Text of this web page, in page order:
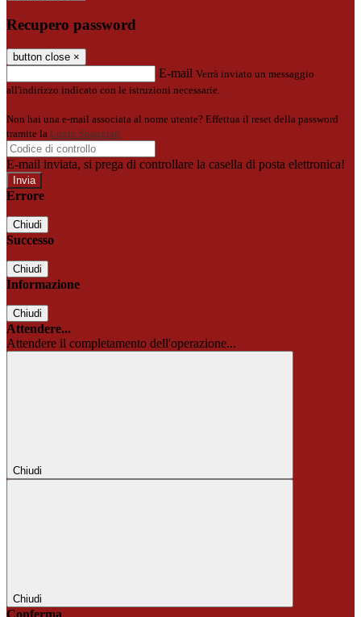
Recupero password
button close ×
E-mail Verrà inviato un messaggio
all'indirizzo indicato con le istruzioni necessarie.
Non hai una e-mail associata al nome utente? Effettua il reset della password
tramite la Login Spaggiari
E-mail inviata, si prega di controllare la casella di posta elettronica!
Errore
Chiudi
Successo
Chiudi
Informazione
Chiudi
Attendere...
Attendere il completamento dell'operazione...
Chiudi
Chiudi